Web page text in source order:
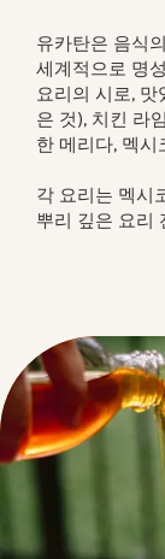
유카탄은 음식
세계적으로 명
요리의 시로, 맛
은 것), 치킨 라
한 메리다, 멕
각 요리는 멕시
뿌리 깊은 요리